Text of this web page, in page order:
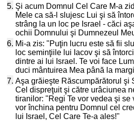
5. Şi acum Domnul Cel Care M-a
Mele ca să-l slujesc Lui şi să
strâng la un loc pe Israel - căci
ochii Domnului şi Dumnezeul
6. Mi-a zis: "Puţin lucru este să fii
loc seminţiile lui Iacov şi să
dintre ai lui Israel. Te voi face
duci mântuirea Mea până la
7. Aşa grăieşte Răscumpărătorul şi
Cel dispreţuit şi către urâciunea
tiranilor: "Regi Te vor vedea şi se
vor închina pentru Domnul cel
lui Israel, Cel Care Te-a ales!"